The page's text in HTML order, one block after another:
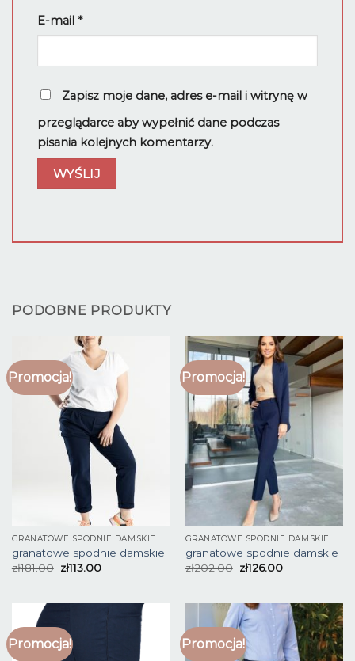
E-mail *
Zapisz moje dane, adres e-mail i witrynę w
przeglądarce aby wypełnić dane podczas
pisania kolejnych komentarzy.
PODOBNE PRODUKTY
Promocja!
GRANATOWE SPODNIE DAMSKIE
granatowe spodnie damskie
zł181.00 zł113.00
Promocja!
GRANATOWE SPODNIE DAMSKIE
granatowe spodnie damskie
zł202.00 zł126.00
Promocja! Promocja!